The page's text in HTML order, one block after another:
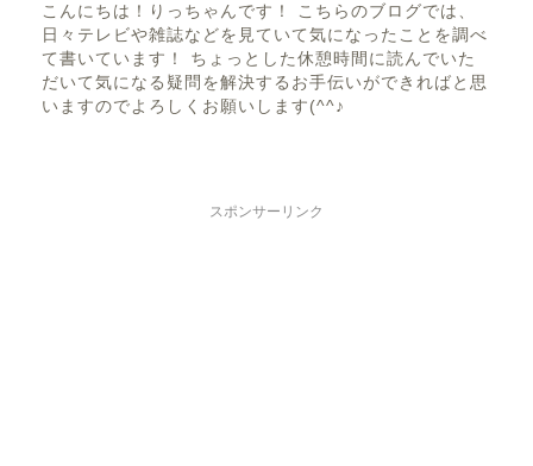
こんにちは！りっちゃんです！ こちらのブログでは、
日々テレビや雑誌などを見ていて気になったことを調べ
て書いています！ ちょっとした休憩時間に読んでいた
だいて気になる疑問を解決するお手伝いができればと思
いますのでよろしくお願いします(^^♪
スポンサーリンク